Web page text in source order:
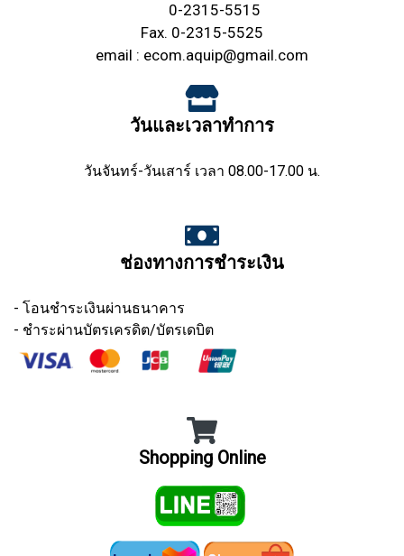
0-2315-5515
Fax. 0-2315-5525
email : ecom.aquip@gmail.com
วันและเวลาทำการ
วันจันทร์-วันเสาร์ เวลา 08.00-17.00 น.
ช่องทางการชำระเงิน
- โอนชำระเงินผ่านธนาคาร
- ชำระผ่านบัตรเครดิต/บัตรเดบิต
Shopping Online